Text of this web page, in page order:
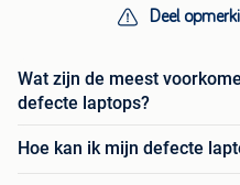
Deel
Wat zijn de meest
defecte laptops?
Hoe kan ik mijn defecte